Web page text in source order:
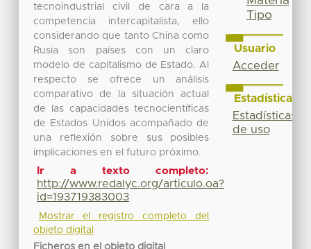
tecnoindustrial civil de cara a la
competencia intercapitalista, ello
considerando que tanto China como
Rusia son países con un claro
modelo de capitalismo de Estado. Al
respecto se ofrece un análisis
comparativo de la situación actual
de las capacidades tecnocientíficas
de Estados Unidos acompañado de
una reflexión sobre sus posibles
implicaciones en el futuro próximo.
Ir a texto completo:
http://www.redalyc.org/articulo.oa?
id=193719383003
Mostrar el registro completo del
objeto digital
Ficheros en el objeto digital
Tipo
Usuario
Acceder
Estadísticas
Estadísticas
de uso